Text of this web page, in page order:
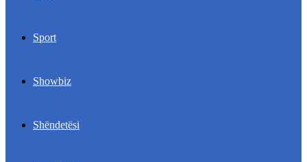
Sport
Showbiz
Shëndetësi